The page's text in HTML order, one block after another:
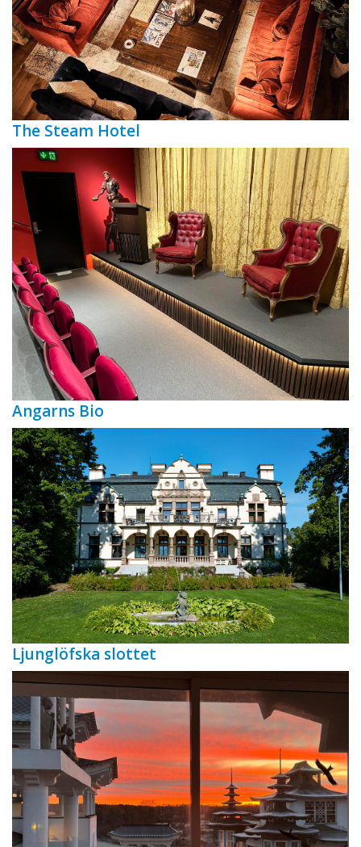
The Steam Hotel
Angarns Bio
Ljunglöfska slottet